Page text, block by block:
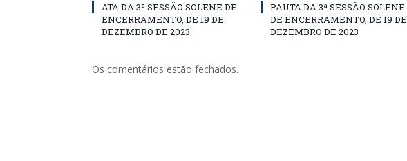
ATA DA 3ª SESSÃO SOLENE DE
ENCERRAMENTO, DE 19 DE
DEZEMBRO DE 2023
PAUTA DA 3ª SESSÃO SOLENE
DE ENCERRAMENTO, DE 19 DE
DEZEMBRO DE 2023
Os comentários estão fechados.